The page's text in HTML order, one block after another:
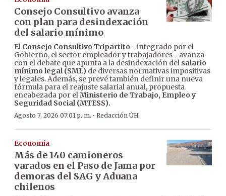
Consejo Consultivo avanza
con plan para desindexación
del salario mínimo
El Consejo Consultivo Tripartito –integrado por el
Gobierno, el sector empleador y trabajadores– avanza
con el debate que apunta a la desindexación del salario
mínimo legal (SML) de diversas normativas impositivas
y legales. Además, se prevé también definir una nueva
fórmula para el reajuste salarial anual, propuesta
encabezada por elMinisterio de Trabajo, Empleo y
Seguridad Social (MTESS).
Agosto 7, 2026 07:01 p. m. · Redacción ÚH
Economía
Más de 140 camioneros
varados en el Paso de Jama por
demoras del SAG y Aduana
chilenos